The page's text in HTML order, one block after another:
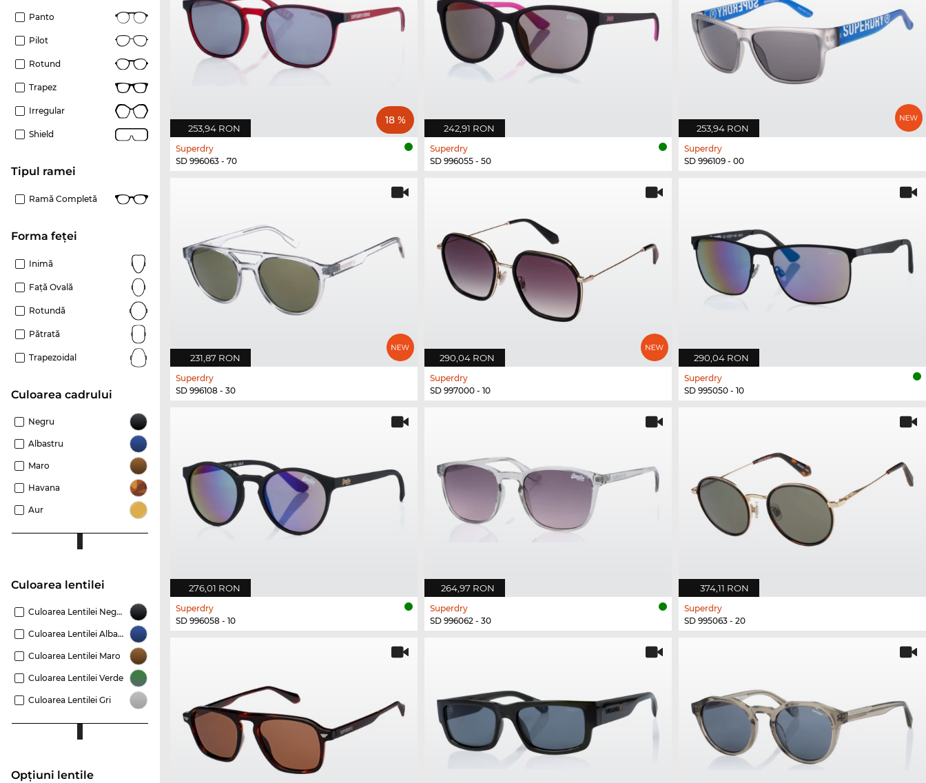
Panto
Pilot
Rotund
Trapez
Irregular
Shield
Tipul ramei
Ramă Completă
Forma feței
Inimă
Față Ovală
Rotundă
Pătrată
Trapezoidal
Culoarea cadrului
Negru
Albastru
Maro
Havana
Aur
Culoarea lentilei
Culoarea Lentilei Negru
Culoarea Lentilei Albastru
Culoarea Lentilei Maro
Culoarea Lentilei Verde
Culoarea Lentilei Gri
Opțiuni lentile
253,94 RON
18 %
Superdry
SD 996063 - 70
242,91 RON
Superdry
SD 996055 - 50
253,94 RON
Superdry
SD 996109 - 00
231,87 RON
Superdry
SD 996108 - 30
290,04 RON
Superdry
SD 997000 - 10
290,04 RON
Superdry
SD 995050 - 10
276,01 RON
Superdry
SD 996058 - 10
264,97 RON
Superdry
SD 996062 - 30
374,11 RON
Superdry
SD 995063 - 20